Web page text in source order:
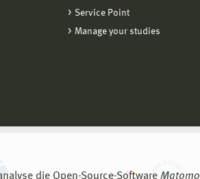
die Open-Source-Software Matomo
Service Point
Manage your studies